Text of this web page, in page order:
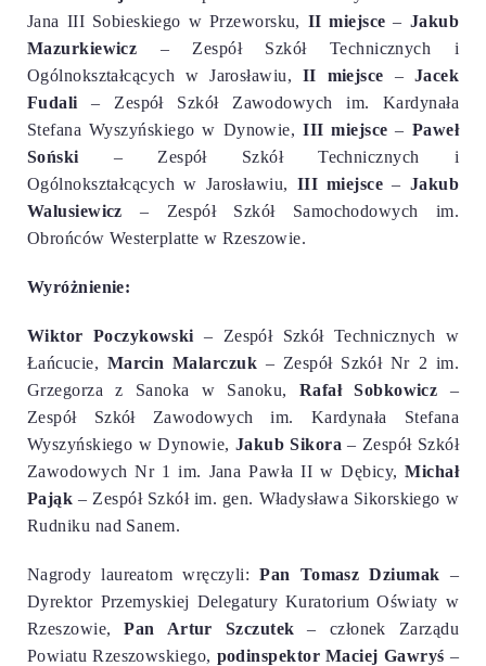
Jana III Sobieskiego w Przeworsku, II miejsce – Jakub
Mazurkiewicz – Zespół Szkół Technicznych i
Ogólnokształcących w Jarosławiu, II miejsce – Jacek
Fudali – Zespół Szkół Zawodowych im. Kardynała
Stefana Wyszyńskiego w Dynowie,III miejsce – Paweł
Soński – Zespół Szkół Technicznych i
Ogólnokształcących w Jarosławiu, III miejsce – Jakub
Walusiewicz – Zespół Szkół Samochodowych im.
Obrońców Westerplatte w Rzeszowie.
Wyróżnienie:
Wiktor Poczykowski – Zespół Szkół Technicznych w
Łańcucie, Marcin Malarczuk – Zespół Szkół Nr 2 im.
Grzegorza z Sanoka w Sanoku, Rafał Sobkowicz –
Zespół Szkół Zawodowych im. Kardynała Stefana
Wyszyńskiego w Dynowie, Jakub Sikora – Zespół Szkół
Zawodowych Nr 1 im. Jana Pawła II w Dębicy,Michał
Pająk – Zespół Szkół im. gen. Władysława Sikorskiego w
Rudniku nad Sanem.
Nagrody laureatom wręczyli:Pan Tomasz Dziumak –
Dyrektor Przemyskiej Delegatury Kuratorium Oświaty w
Rzeszowie,Pan Artur Szczutek– członek Zarządu
Powiatu Rzeszowskiego, podinspektor Maciej Gawryś –